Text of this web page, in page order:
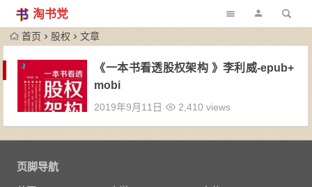
淘书党
首页 股权 文章
《一本书看透股权架构 》李利威-epub+
mobi
2019年9月11日 2,410 views
页脚导航